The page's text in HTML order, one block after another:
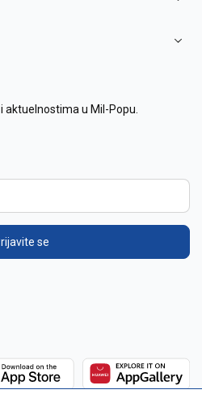
aktuelnostima u Mil-Popu.
se